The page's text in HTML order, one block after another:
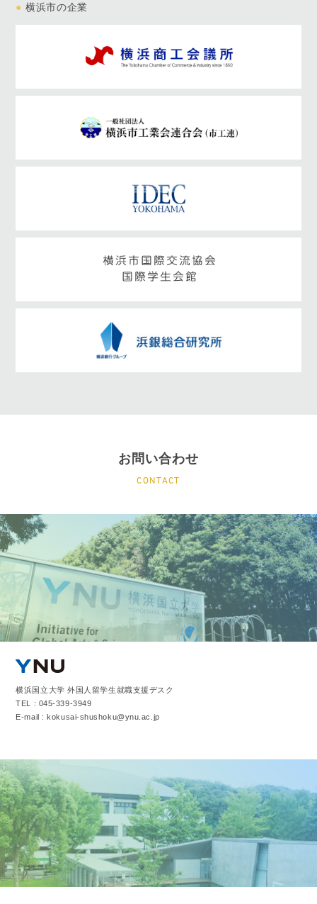
● 横浜市の企業
お問い合わせ
CONTACT
横浜国立大学 外国人留学生就職支援デスク
TEL : 045-339-3949
E-mail : kokusai-shushoku@ynu.ac.jp